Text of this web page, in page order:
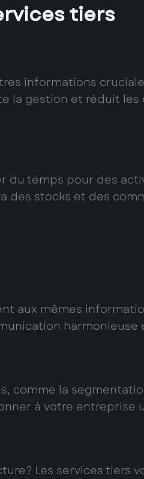
tiers
informations
la gestion et réduit
du temps pour des
des stocks et des
aux mêmes
comme la
à votre
Les services tiers